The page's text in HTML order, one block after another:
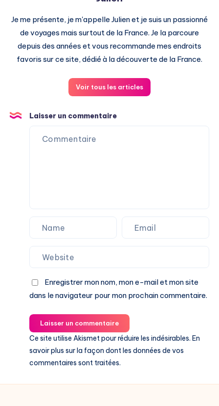
Je me présente, je m'appelle Julien et je suis un passionné
de voyages mais surtout de la France. Je la parcoure
depuis des années et vous recommande mes endroits
favoris sur ce site, dédié à la découverte de la France.
Voir tous les articles
Laisser un commentaire
Enregistrer mon nom, mon e-mail et mon site
dans le navigateur pour mon prochain commentaire.
Laisser un commentaire
Ce site utilise Akismet pour réduire les indésirables. En
savoir plus sur la façon dont les données de vos
commentaires sont traitées.